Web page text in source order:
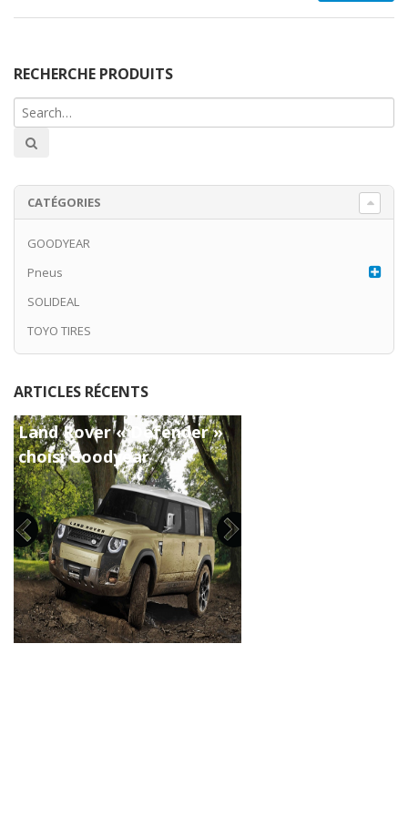
RECHERCHE PRODUITS
CATÉGORIES
GOODYEAR
Pneus
SOLIDEAL
TOYO TIRES
ARTICLES RÉCENTS
Land Rover « Defender »
choisi Goodyear